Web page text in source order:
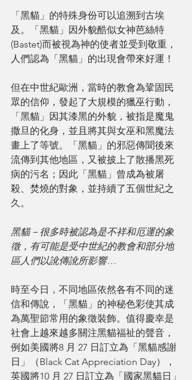
「黑貓」的特殊身份可以追溯到古埃
及。「黑貓」因外貌酷似女神芭絲特
(Bastet)而被視為神的使者並受到敬重，
人們認為「黑貓」的出現會帶來好運！
但在中世紀歐洲，當時的教會為鞏固民
眾的信仰，發起了大規模的獵巫行動，
「黑貓」因其漆黑的外貌，被指是魔鬼
撒旦的化身，並且將其與女巫和黑魔法
畫上了等號。「黑貓」的邪惡傳聞後來
流傳到其他地區，又被披上了散播黑死
病的污名；因此「黑貓」曾成為被屠
殺、焚燒的對象，並持續了五個世紀之
久。
黑貓－很多時被認為是不祥和厄運的象
徵，有可能是受中世紀的教會和部分地
區人們以訛傳訛所影響…
時至今日，不同地區依然各有不同的迷
信和傳說，「黑貓」的神秘色彩使其成
為萬聖節常用的象徵裝飾。值得慶幸是
社會上越來越多關注黑貓福祉的聲音，
例如美國將8 月 27 日訂立為「黑貓感謝
日」（Black Cat Appreciation Day），
英國將10 月 27 日訂立為「國家黑貓日」